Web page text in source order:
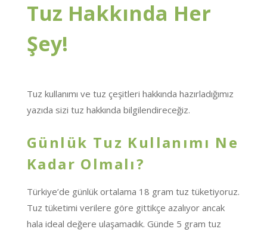
Tuz Hakkında Her
Şey!
Tuz kullanımı ve tuz çeşitleri hakkında hazırladığımız
yazıda sizi tuz hakkında bilgilendireceğiz.
Günlük Tuz Kullanımı Ne
Kadar Olmalı?
Türkiye’de günlük ortalama 18 gram tuz tüketiyoruz.
Tuz tüketimi verilere göre gittikçe azalıyor ancak
hala ideal değere ulaşamadık. Günde 5 gram tuz